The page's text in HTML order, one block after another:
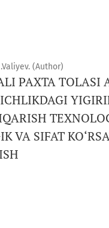
(Author)
PAXTA TOLASI
VA SIFAT